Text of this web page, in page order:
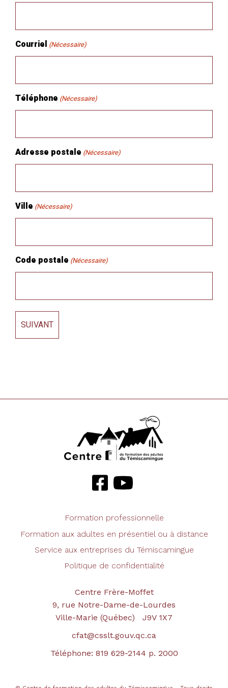
Courriel (Nécessaire)
Téléphone (Nécessaire)
Adresse postale (Nécessaire)
Ville (Nécessaire)
Code postale (Nécessaire)
Formation professionnelle
Formation aux adultes en présentiel ou à distance
Service aux entreprises du Témiscamingue
Politique de confidentialité
Centre Frère-Moffet
9, rue Notre-Dame-de-Lourdes
Ville-Marie (Québec) J9V 1X7
cfat@csslt.gouv.qc.ca
Téléphone: 819 629-2144 p. 2000